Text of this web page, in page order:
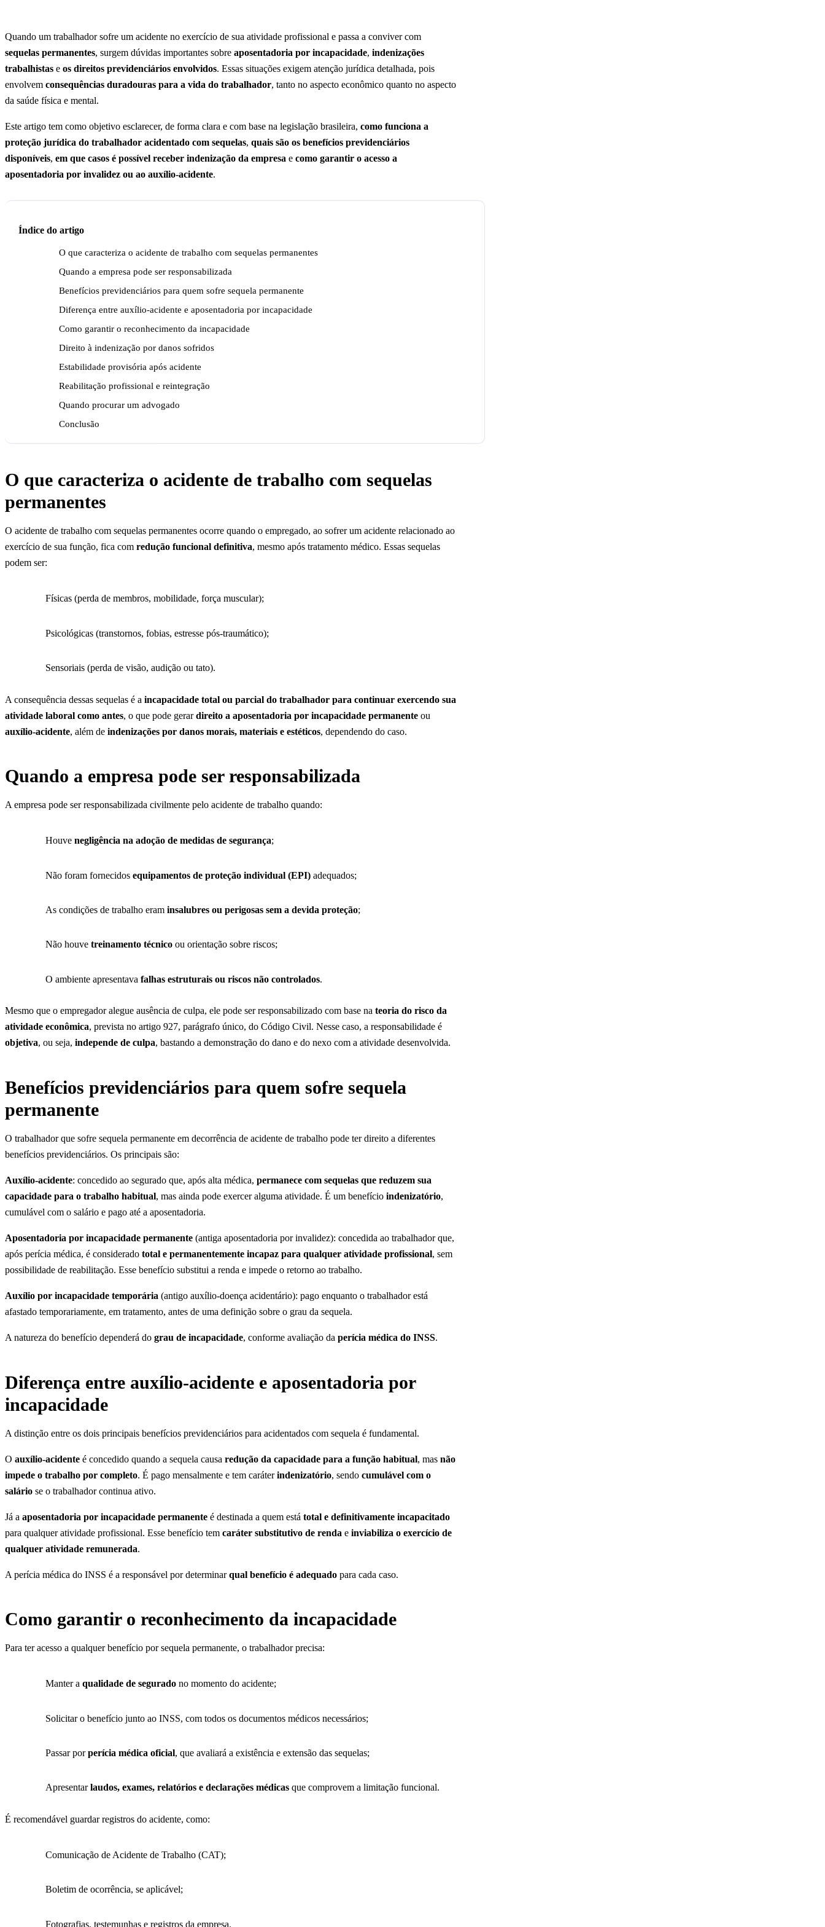
Quando um trabalhador sofre um acidente no exercício de sua atividade profissional e passa a conviver com
sequelas permanentes, surgem dúvidas importantes sobre aposentadoria por incapacidade, indenizações
trabalhistas e os direitos previdenciários envolvidos. Essas situações exigem atenção jurídica detalhada, pois
envolvem consequências duradouras para a vida do trabalhador, tanto no aspecto econômico quanto no aspecto
da saúde física e mental.
Este artigo tem como objetivo esclarecer, de forma clara e com base na legislação brasileira, como funciona a
proteção jurídica do trabalhador acidentado com sequelas, quais são os benefícios previdenciários
disponíveis, em que casos é possível receber indenização da empresa e como garantir o acesso a
aposentadoria por invalidez ou ao auxílio-acidente.
Índice do artigo
O que caracteriza o acidente de trabalho com sequelas permanentes
Quando a empresa pode ser responsabilizada
Benefícios previdenciários para quem sofre sequela permanente
Diferença entre auxílio-acidente e aposentadoria por incapacidade
Como garantir o reconhecimento da incapacidade
Direito à indenização por danos sofridos
Estabilidade provisória após acidente
Reabilitação profissional e reintegração
Quando procurar um advogado
Conclusão
O que caracteriza o acidente de trabalho com sequelas
permanentes
O acidente de trabalho com sequelas permanentes ocorre quando o empregado, ao sofrer um acidente relacionado ao
exercício de sua função, fica com redução funcional definitiva, mesmo após tratamento médico. Essas sequelas
podem ser:
Físicas (perda de membros, mobilidade, força muscular);
Psicológicas (transtornos, fobias, estresse pós-traumático);
Sensoriais (perda de visão, audição ou tato).
A consequência dessas sequelas é a incapacidade total ou parcial do trabalhador para continuar exercendo sua
atividade laboral como antes, o que pode gerardireito a aposentadoria por incapacidade permanente ou
auxílio-acidente, além de indenizações por danos morais, materiais e estéticos, dependendo do caso.
Quando a empresa pode ser responsabilizada
A empresa pode ser responsabilizada civilmente pelo acidente de trabalho quando:
Houve negligência na adoção de medidas de segurança;
Não foram fornecidos equipamentos de proteção individual (EPI) adequados;
As condições de trabalho eram insalubres ou perigosas sem a devida proteção;
Não houve treinamento técnico ou orientação sobre riscos;
O ambiente apresentava falhas estruturais ou riscos não controlados.
Mesmo que o empregador alegue ausência de culpa, ele pode ser responsabilizado com base na teoria do risco da
atividade econômica, prevista no artigo 927, parágrafo único, do Código Civil. Nesse caso, a responsabilidade é
objetiva, ou seja, independe de culpa, bastando a demonstração do dano e do nexo com a atividade desenvolvida.
Benefícios previdenciários para quem sofre sequela
permanente
O trabalhador que sofre sequela permanente em decorrência de acidente de trabalho pode ter direito a diferentes
benefícios previdenciários. Os principais são:
Auxílio-acidente: concedido ao segurado que, após alta médica, permanece com sequelas que reduzem sua
capacidade para o trabalho habitual, mas ainda pode exercer alguma atividade. É um benefício indenizatório,
cumulável com o salário e pago até a aposentadoria.
Aposentadoria por incapacidade permanente (antiga aposentadoria por invalidez): concedida ao trabalhador que,
após perícia médica, é considerado total e permanentemente incapaz para qualquer atividade profissional, sem
possibilidade de reabilitação. Esse benefício substitui a renda e impede o retorno ao trabalho.
Auxílio por incapacidade temporária (antigo auxílio-doença acidentário): pago enquanto o trabalhador está
afastado temporariamente, em tratamento, antes de uma definição sobre o grau da sequela.
A natureza do benefício dependerá do grau de incapacidade, conforme avaliação da perícia médica do INSS.
Diferença entre auxílio-acidente e aposentadoria por
incapacidade
A distinção entre os dois principais benefícios previdenciários para acidentados com sequela é fundamental.
O auxílio-acidente é concedido quando a sequela causa redução da capacidade para a função habitual, mas não
impede o trabalho por completo. É pago mensalmente e tem caráterindenizatório, sendo cumulável com o
salário se o trabalhador continua ativo.
Já a aposentadoria por incapacidade permanente é destinada a quem está total e definitivamente incapacitado
para qualquer atividade profissional. Esse benefício tem caráter substitutivo de renda e inviabiliza o exercício de
qualquer atividade remunerada.
A perícia médica do INSS é a responsável por determinarqual benefício é adequado para cada caso.
Como garantir o reconhecimento da incapacidade
Para ter acesso a qualquer benefício por sequela permanente, o trabalhador precisa:
Manter a qualidade de segurado no momento do acidente;
Solicitar o benefício junto ao INSS, com todos os documentos médicos necessários;
Passar porperícia médica oficial, que avaliará a existência e extensão das sequelas;
Apresentarlaudos, exames, relatórios e declarações médicas que comprovem a limitação funcional.
É recomendável guardar registros do acidente, como:
Comunicação de Acidente de Trabalho (CAT);
Boletim de ocorrência, se aplicável;
Fotografias, testemunhas e registros da empresa.